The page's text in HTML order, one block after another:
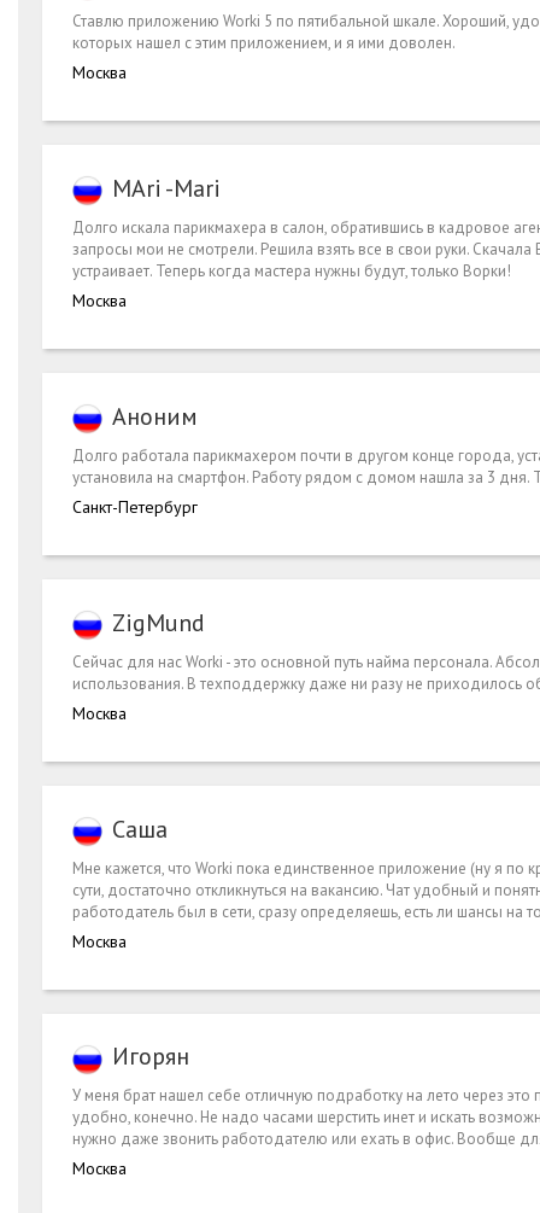
Ставлю приложению Worki 5 по пятибальной шкале. Хороший,
которых нашел с этим приложением, и я ими доволен.
Москва
MAri -Mari
Долго искала парикмахера в салон, обратившись в кадровое
запросы мои не смотрели. Решила взять все в свои руки.
устраивает. Теперь когда мастера нужны будут, только Ворки!
Москва
Аноним
Долго работала парикмахером почти в другом конце города,
установила на смартфон. Работу рядом с домом нашла за 3 дня.
Санкт-Петербург
ZigMund
Сейчас для нас Worki - это основной путь найма персонала.
использования. В техподдержку даже ни разу не приходилось
Москва
Саша
Мне кажется, что Worki пока единственное приложение (ну я по
сути, достаточно откликнуться на вакансию. Чат удобный и
работодатель был в сети, сразу определяешь, есть ли шансы на
Москва
Игорян
У меня брат нашел себе отличную подработку на лето через
удобно, конечно. Не надо часами шерстить инет и искать
нужно даже звонить работодателю или ехать в офис. Вообще
Москва